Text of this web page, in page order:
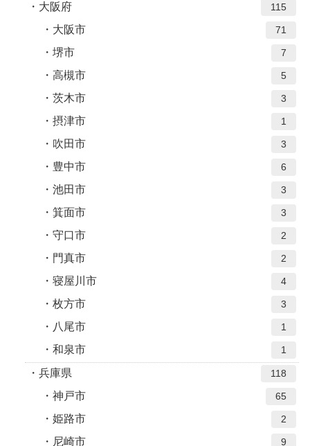
大阪府 115
大阪市 71
堺市 7
高槻市 5
茨木市 3
摂津市 1
吹田市 3
豊中市 6
池田市 3
箕面市 3
守口市 2
門真市 2
寝屋川市 4
枚方市 3
八尾市 1
和泉市 1
兵庫県 118
神戸市 65
姫路市 2
尼崎市 9